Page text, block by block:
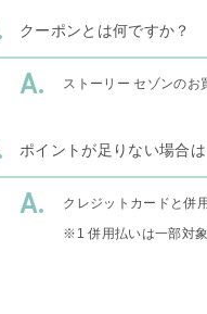
クーポンとは何ですか？
ストーリー セゾンのお
ポイントが足りない場合
クレジットカードと併
※1 併用払いは一部対